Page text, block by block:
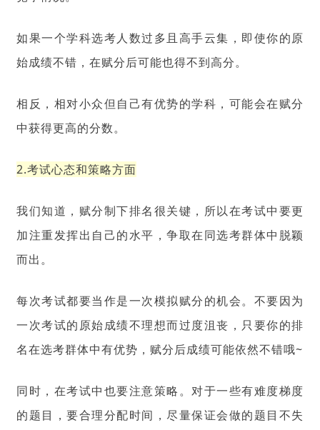
如果一个学科选考人数过多且高手云集，即使你的原
始成绩不错，在赋分后可能也得不到高分。
相反，相对小众但自己有优势的学科，可能会在赋分
中获得更高的分数。
2.考试心态和策略方面
我们知道，赋分制下排名很关键，所以在考试中要更
加注重发挥出自己的水平，争取在同选考群体中脱颖
而出。
每次考试都要当作是一次模拟赋分的机会。不要因为
一次考试的原始成绩不理想而过度沮丧，只要你的排
名在选考群体中有优势，赋分后成绩可能依然不错哦~
同时，在考试中也要注意策略。对于一些有难度梯度
的题目，要合理分配时间，尽量保证会做的题目不失